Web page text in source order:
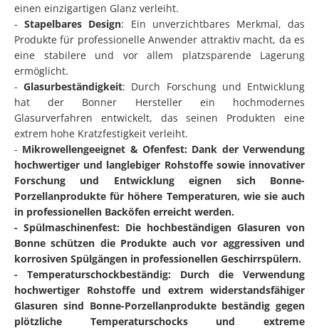
einen einzigartigen Glanz verleiht.
-Stapelbares Design: Ein unverzichtbares Merkmal, das
Produkte für professionelle Anwender attraktiv macht, da es
eine stabilere und vor allem platzsparende Lagerung
ermöglicht.
-Glasurbeständigkeit: Durch Forschung und Entwicklung
hat der Bonner Hersteller ein hochmodernes
Glasurverfahren entwickelt, das seinen Produkten eine
extrem hohe Kratzfestigkeit verleiht.
- Mikrowellengeeignet & Ofenfest: Dank der Verwendung
hochwertiger und langlebiger Rohstoffe sowie innovativer
Forschung und Entwicklung eignen sich Bonne-
Porzellanprodukte für höhere Temperaturen, wie sie auch
in professionellen Backöfen erreicht werden.
- Spülmaschinenfest: Die hochbeständigen Glasuren von
Bonne schützen die Produkte auch vor aggressiven und
korrosiven Spülgängen in professionellen Geschirrspülern.
- Temperaturschockbeständig: Durch die Verwendung
hochwertiger Rohstoffe und extrem widerstandsfähiger
Glasuren sind Bonne-Porzellanprodukte beständig gegen
plötzliche Temperaturschocks und extreme